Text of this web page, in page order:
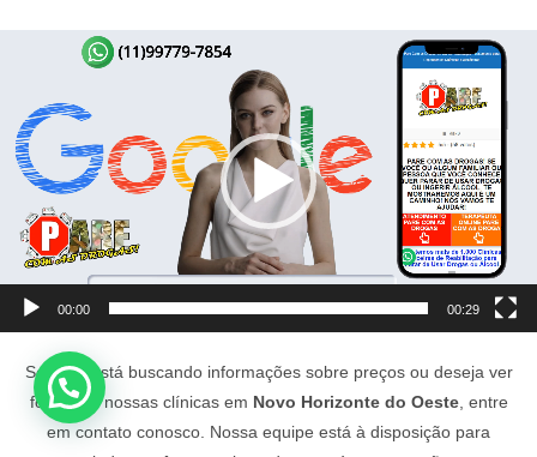
00:00 00:29
Se você está buscando informações sobre preços ou deseja ver
fotos das nossas clínicas em Novo Horizonte do Oeste, entre
em contato conosco. Nossa equipe está à disposição para